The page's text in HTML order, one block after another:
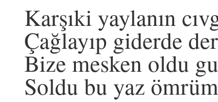
Karşıki yaylanın
Çağlayıp giderde
Bize mesken oldu
Soldu bu yaz